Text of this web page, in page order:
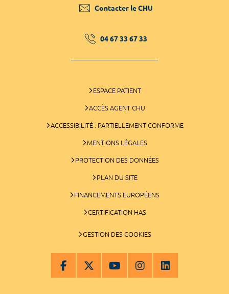
Contacter le CHU
04 67 33 67 33
ESPACE PATIENT
ACCÈS AGENT CHU
ACCESSIBILITÉ : PARTIELLEMENT CONFORME
MENTIONS LÉGALES
PROTECTION DES DONNÉES
PLAN DU SITE
FINANCEMENTS EUROPÉENS
CERTIFICATION HAS
GESTION DES COOKIES